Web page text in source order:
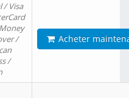
/ Visa
/
/
Acheter